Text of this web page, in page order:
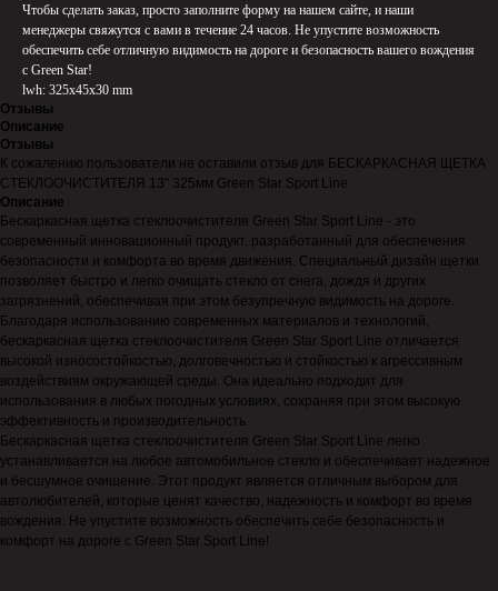
Чтобы сделать заказ, просто заполните форму на нашем сайте, и наши
менеджеры свяжутся с вами в течение 24 часов. Не упустите возможность
обеспечить себе отличную видимость на дороге и безопасность вашего вождения
с Green Star!
lwh: 325x45x30 mm
Отзывы
Описание
Отзывы
К сожалению пользователи не оставили отзыв для БЕСКАРКАСНАЯ ЩЕТКА
СТЕКЛООЧИСТИТЕЛЯ 13" 325мм Green Star Sport Line
Описание
Бескаркасная щетка стеклоочистителя Green Star Sport Line - это
современный инновационный продукт, разработанный для обеспечения
безопасности и комфорта во время движения. Специальный дизайн щетки
позволяет быстро и легко очищать стекло от снега, дождя и других
загрязнений, обеспечивая при этом безупречную видимость на дороге.
Благодаря использованию современных материалов и технологий,
бескаркасная щетка стеклоочистителя Green Star Sport Line отличается
высокой износостойкостью, долговечностью и стойкостью к агрессивным
воздействиям окружающей среды. Она идеально подходит для
использования в любых погодных условиях, сохраняя при этом высокую
эффективность и производительность.
Бескаркасная щетка стеклоочистителя Green Star Sport Line легко
устанавливается на любое автомобильное стекло и обеспечивает надежное
и бесшумное очищение. Этот продукт является отличным выбором для
автолюбителей, которые ценят качество, надежность и комфорт во время
вождения. Не упустите возможность обеспечить себе безопасность и
комфорт на дороге с Green Star Sport Line!